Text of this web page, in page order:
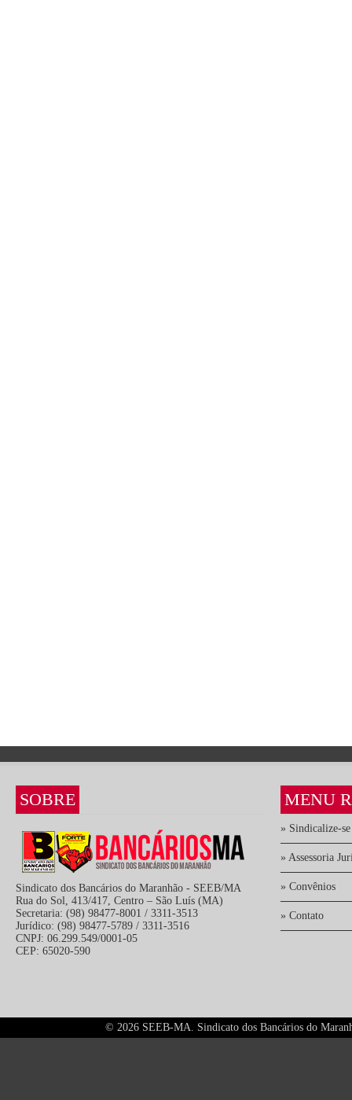
SOBRE
Sindicato dos Bancários do Maranhão - SEEB/MA
Rua do Sol, 413/417, Centro – São Luís (MA)
Secretaria: (98) 98477-8001 / 3311-3513
Jurídico: (98) 98477-5789 / 3311-3516
CNPJ: 06.299.549/0001-05
CEP: 65020-590
MENU
» Sindicalize-se
» Assessoria
» Convênios
» Contato
© 2026 SEEB-MA. Sindicato dos Bancários do